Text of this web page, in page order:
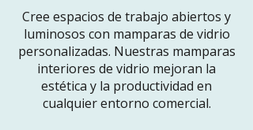
Cree espacios de trabajo abiertos y
luminosos con mamparas de vidrio
personalizadas. Nuestras mamparas
interiores de vidrio mejoran la
estética y la productividad en
cualquier entorno comercial.